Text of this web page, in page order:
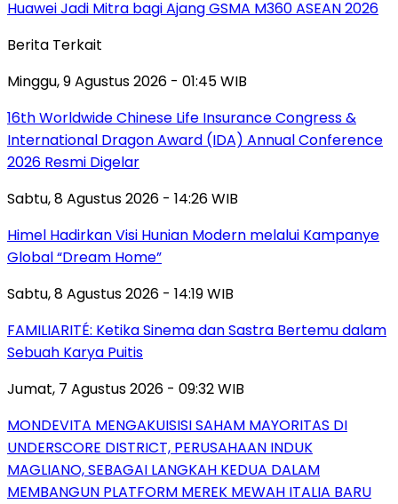
Huawei Jadi Mitra bagi Ajang GSMA M360 ASEAN 2026
Berita Terkait
Minggu, 9 Agustus 2026 - 01:45 WIB
16th Worldwide Chinese Life Insurance Congress &
International Dragon Award (IDA) Annual Conference
2026 Resmi Digelar
Sabtu, 8 Agustus 2026 - 14:26 WIB
Himel Hadirkan Visi Hunian Modern melalui Kampanye
Global “Dream Home”
Sabtu, 8 Agustus 2026 - 14:19 WIB
FAMILIARITÉ: Ketika Sinema dan Sastra Bertemu dalam
Sebuah Karya Puitis
Jumat, 7 Agustus 2026 - 09:32 WIB
MONDEVITA MENGAKUISISI SAHAM MAYORITAS DI
UNDERSCORE DISTRICT, PERUSAHAAN INDUK
MAGLIANO, SEBAGAI LANGKAH KEDUA DALAM
MEMBANGUN PLATFORM MEREK MEWAH ITALIA BARU